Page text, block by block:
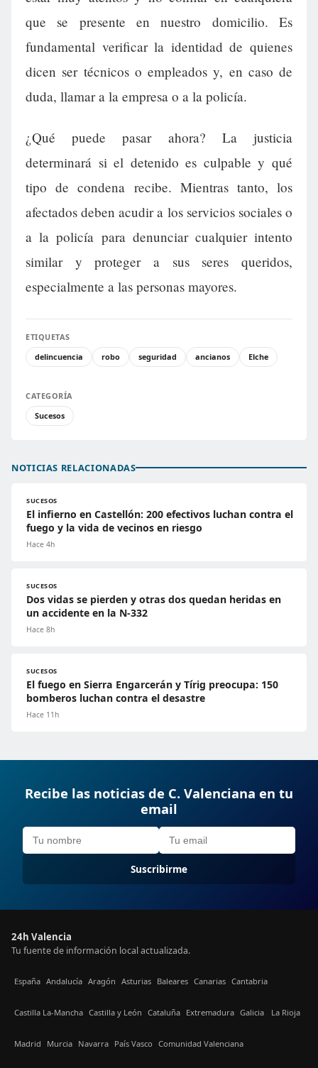
que se presente en nuestro domicilio. Es
fundamental verificar la identidad de quienes
dicen ser técnicos o empleados y, en caso de
duda, llamar a la empresa o a la policía.
¿Qué puede pasar ahora? La justicia
determinará si el detenido es culpable y qué
tipo de condena recibe. Mientras tanto, los
afectados deben acudir a los servicios sociales o
a la policía para denunciar cualquier intento
similar y proteger a sus seres queridos,
especialmente a las personas mayores.
ETIQUETAS
delincuencia
robo seguridad ancianos Elche
CATEGORÍA
Sucesos
NOTICIAS RELACIONADAS
SUCESOS
El infierno en Castellón: 200 efectivos luchan contra el
fuego y la vida de vecinos en riesgo
Hace 4h
SUCESOS
Dos vidas se pierden y otras dos quedan heridas en
un accidente en la N-332
Hace 8h
SUCESOS
El fuego en Sierra Engarcerán y Tírig preocupa: 150
bomberos luchan contra el desastre
Hace 11h
Recibe las noticias de C. Valenciana en tu
email
Suscribirme
24h Valencia
Tu fuente de información local actualizada.
España Andalucía Aragón Asturias Baleares Canarias Cantabria
Castilla La-Mancha Castilla y León Cataluña Extremadura Galicia La Rioja
Madrid Murcia Navarra País Vasco Comunidad Valenciana